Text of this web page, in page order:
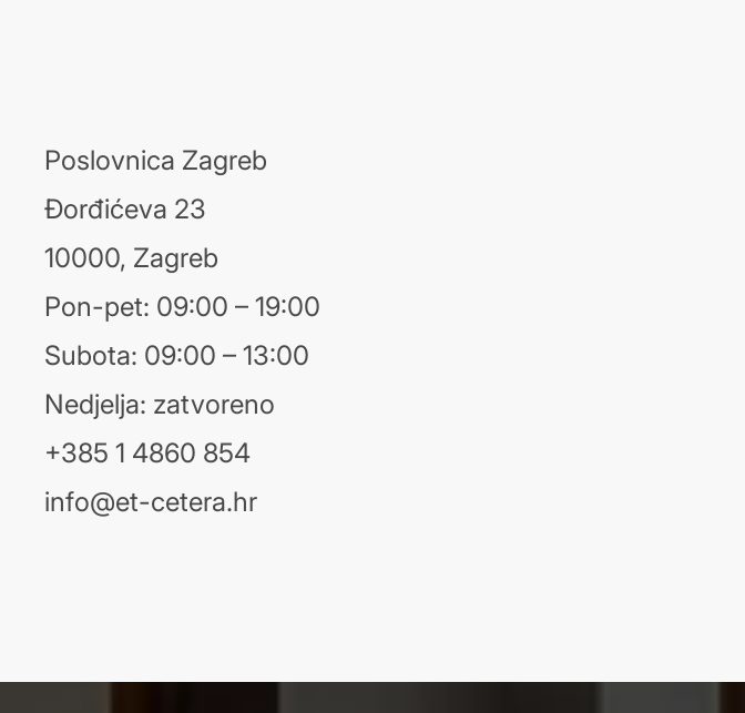
Poslovnica Zagreb
Đorđićeva 23
10000, Zagreb
Pon-pet: 09:00 – 19:00
Subota: 09:00 – 13:00
Nedjelja: zatvoreno
+385 1 4860 854
info@et-cetera.hr